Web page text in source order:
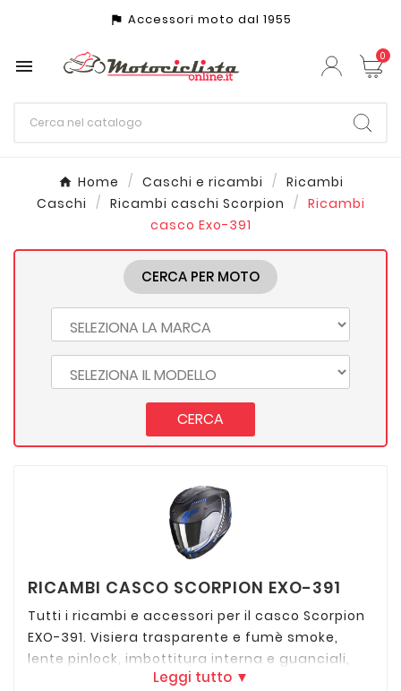
assistant_photo Accessori moto dal 1955
 0
Home Caschi e ricambi
Ricambi
Caschi
Ricambi caschi Scorpion
Ricambi
casco Exo-391
CERCA PER MOTO
CERCA
RICAMBI CASCO SCORPION EXO-391
Tutti i ricambi e accessori per il casco Scorpion
EXO-391. Visiera trasparente e fumè smoke,
lente pinlock, imbottitura interna e guanciali,
prese aria e tutto il necessario per riparare o
Leggi tutto ▼